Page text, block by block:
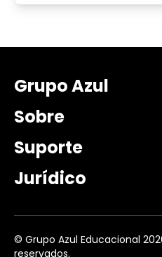
Grupo Azul
Sobre
Suporte
Jurídico
© Grupo Azul Educacional
reservados.